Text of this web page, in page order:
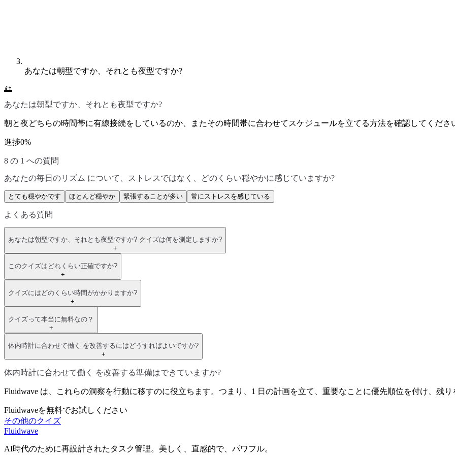
あなたは朝型ですか、それとも夜型ですか?
🌅
あなたは朝型ですか、それとも夜型ですか?
朝と夜どちらの時間帯に有線接続をしているのか、またその時間帯に合わせてスケジュールを立てる方法を確認してくださ
進捗0%
8 の 1 への質問
あなたの毎日のリズム について、ストレスではなく、どのくらい穏やかに感じていますか?
とても穏やかです ほとんど穏やか 緊張することが多い 常にストレスを感じている
よくある質問
あなたは朝型ですか、それとも夜型ですか? クイズは何を測定しますか?
+
このクイズはどれくらい正確ですか?
+
クイズにはどのくらい時間がかかりますか?
+
クイズって本当に無料なの？
+
体内時計に合わせて働く を改善するにはどうすればよいですか?
+
体内時計に合わせて働く を改善する準備はできていますか?
Fluidwave は、これらの洞察を行動に移すのに役立ちます。つまり、1 日の計画を立て、重要なことに優先順位を付け、残
Fluidwaveを無料でお試しください
その他のクイズ
Fluidwave
AI時代のために再設計されたタスク管理。美しく、直感的で、パワフル。